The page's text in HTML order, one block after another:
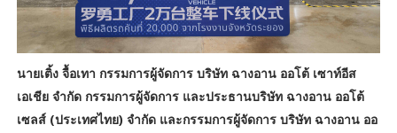
นายเติ้ง จื้อเทา กรรมการผู้จัดการ บริษัท ฉางอาน ออโต้ เซาท์อีส
เอเชีย จำกัด กรรมการผู้จัดการ และประธานบริษัท ฉางอาน ออโต้
เซลส์ (ประเทศไทย) จำกัด และกรรมการผู้จัดการ บริษัท ฉางอาน ออ